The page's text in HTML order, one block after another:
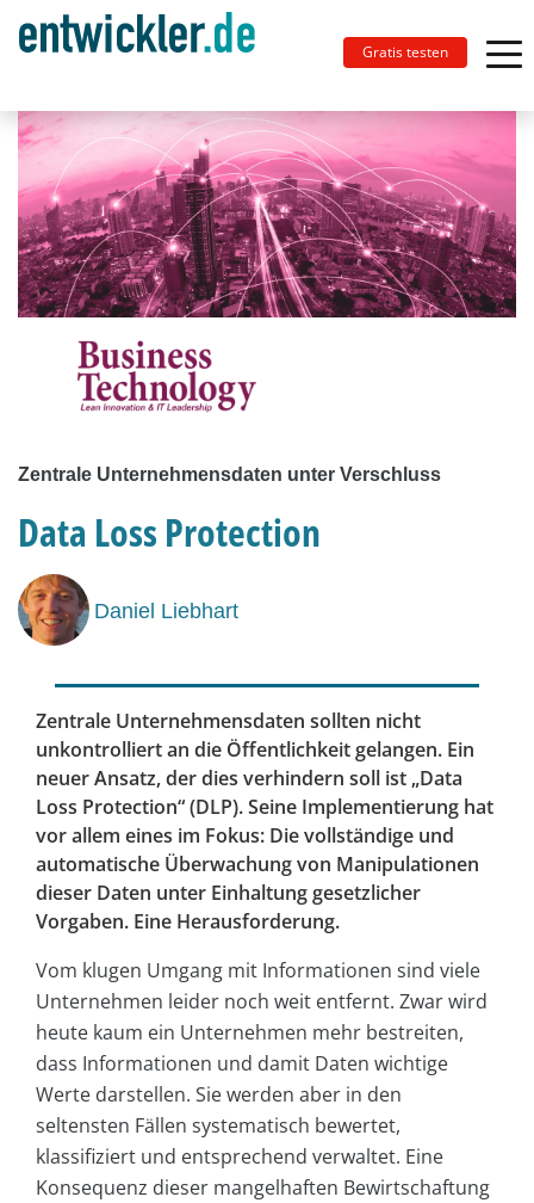
Gratis testen
Zentrale Unternehmensdaten unter Verschluss
Data Loss Protection
Daniel Liebhart
Zentrale Unternehmensdaten sollten nicht
unkontrolliert an die Öffentlichkeit gelangen. Ein
neuer Ansatz, der dies verhindern soll ist „Data
Loss Protection“ (DLP). Seine Implementierung hat
vor allem eines im Fokus: Die vollständige und
automatische Überwachung von Manipulationen
dieser Daten unter Einhaltung gesetzlicher
Vorgaben. Eine Herausforderung.
Vom klugen Umgang mit Informationen sind viele
Unternehmen leider noch weit entfernt. Zwar wird
heute kaum ein Unternehmen mehr bestreiten,
dass Informationen und damit Daten wichtige
Werte darstellen. Sie werden aber in den
seltensten Fällen systematisch bewertet,
klassifiziert und entsprechend verwaltet. Eine
Konsequenz dieser mangelhaften Bewirtschaftung